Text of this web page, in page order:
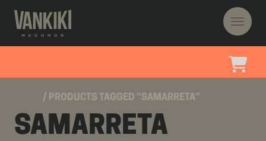
/ PRODUCTS TAGGED “SAMARRETA”
SAMARRETA